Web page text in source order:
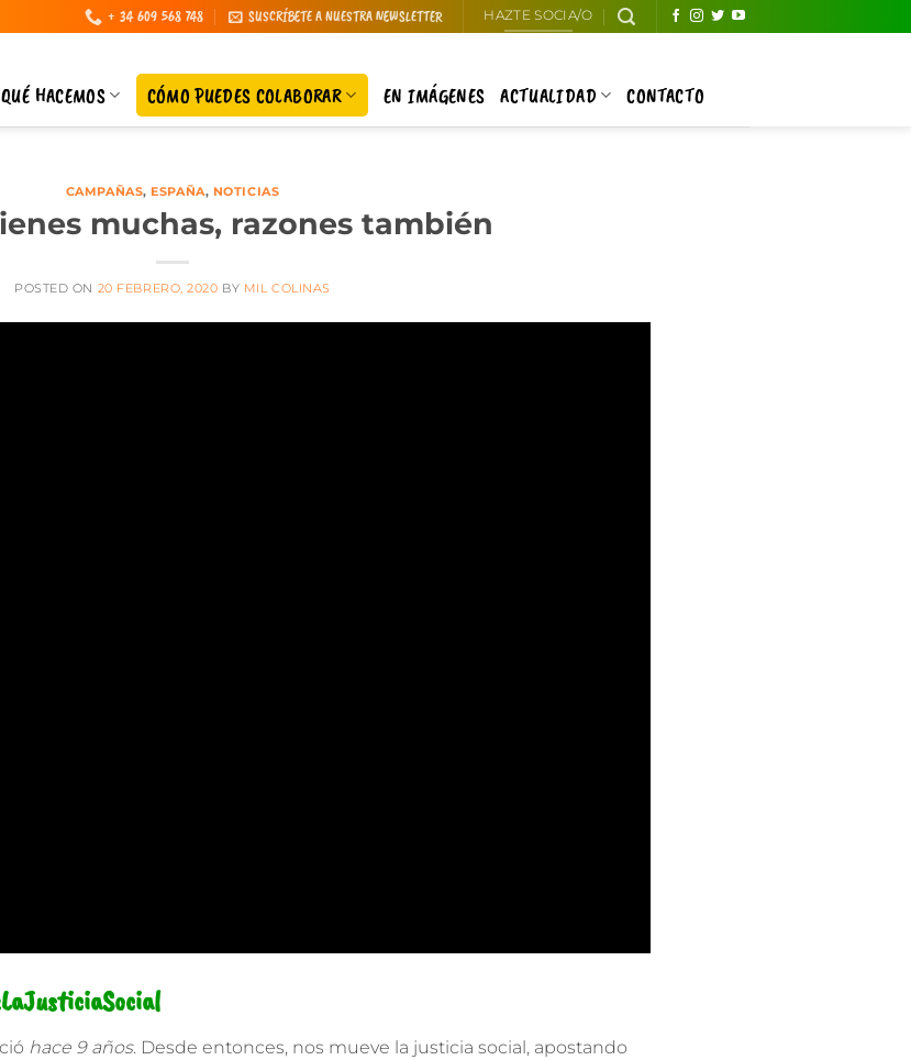
+ 34 609 568 748 SUSCRÍBETE A NUESTRA NEWSLETTER HAZTE SOCIA/O
QUÉ HACEMOS CÓMO PUEDES COLABORAR EN IMÁGENES ACTUALIDAD CONTACTO
CAMPAÑAS, ESPAÑA, NOTICIAS
muchas, razones también
POSTED ON 20 FEBRERO, 2020 BY MIL COLINAS
hace 9 años. Desde entonces, nos mueve la justicia social , apostando